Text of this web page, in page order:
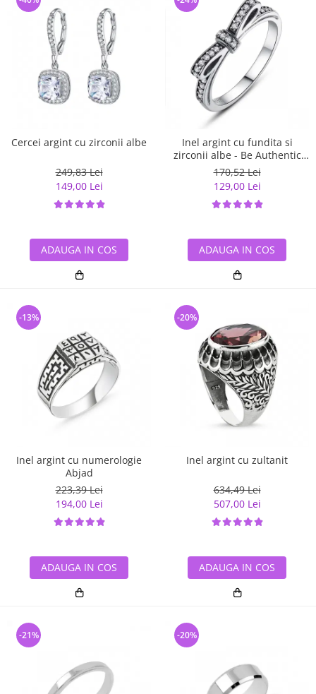
Cercei argint cu zirconii albe
249,83 Lei
149,00 Lei
ADAUGA IN COS
Inel argint cu fundita si
zirconii albe - Be Authentic
IST0007
170,52 Lei
129,00 Lei
ADAUGA IN COS
Inel argint cu numerologie
Abjad
223,39 Lei
194,00 Lei
-13%
ADAUGA IN COS
Inel argint cu zultanit
634,49 Lei
507,00 Lei
-20%
ADAUGA IN COS
-21% -20%